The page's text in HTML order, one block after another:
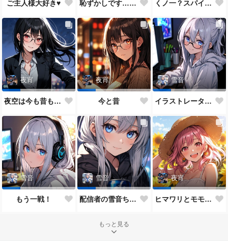
ご主人様大好き♥ 恥ずかしです…ご主人様♥ くノ一？スパイ？どっちがいいかな？
夜宵
夜空は今も昔も変わらないね♥
夜宵
今と昔
雪音
イラストレーター雪音ちゃん🎵
雪音
もう一戦！
雪音
配信者の雪音ちゃん
夜宵
ヒマワリとモモちゃん♥
もっと見る